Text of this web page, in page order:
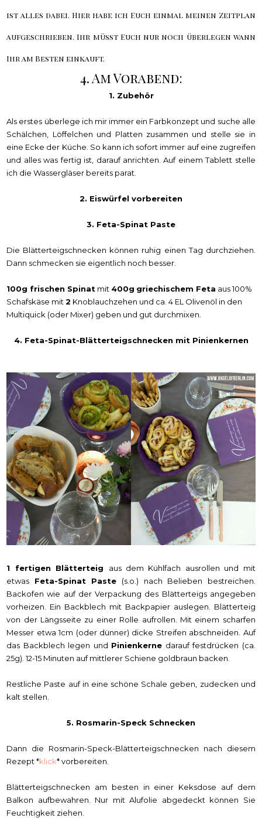
ist alles dabei. Hier habe ich Euch einmal meinen Zeitplan
aufgeschrieben. Ihr müsst Euch nur noch überlegen wann
Ihr am Besten einkauft.
4. Am Vorabend:
1. Zubehör
Als erstes überlege ich mir immer ein Farbkonzept und suche alle
Schälchen, Löffelchen und Platten zusammen und stelle sie in
eine Ecke der Küche. So kann ich sofort immer auf eine zugreifen
und alles was fertig ist, darauf anrichten. Auf einem Tablett stelle
ich die Wassergläser bereits parat.
2. Eiswürfel vorbereiten
3. Feta-Spinat Paste
Die Blätterteigschnecken können ruhig einen Tag durchziehen.
Dann schmecken sie eigentlich noch besser.
100g frischen Spinat mit 400g griechischem Feta aus 100%
Schafskäse mit2 Knoblauchzehen und ca. 4 EL Olivenöl in den
Multiquick (oder Mixer) geben und gut durchmixen.
4. Feta-Spinat-Blätterteigschnecken mit Pinienkernen
1 fertigen Blätterteig aus dem Kühlfach ausrollen und mit
etwas Feta-Spinat Paste (s.o.) nach Belieben bestreichen.
Backofen wie auf der Verpackung des Blätterteigs angegeben
vorheizen. Ein Backblech mit Backpapier auslegen. Blätterteig
von der Längsseite zu einer Rolle aufrollen. Mit einem scharfen
Messer etwa 1cm (oder dünner) dicke Streifen abschneiden. Auf
das Backblech legen und Pinienkerne darauf festdrücken (ca.
25g). 12-15 Minuten auf mittlerer Schiene goldbraun backen.
Restliche Paste auf in eine schöne Schale geben, zudecken und
kalt stellen.
5. Rosmarin-Speck Schnecken
Dann die Rosmarin-Speck-Blätterteigschnecken nach diesem
Rezept *klick* vorbereiten.
Blätterteigschnecken am besten in einer Keksdose auf dem
Balkon aufbewahren. Nur mit Alufolie abgedeckt können Sie
Feuchtigkeit ziehen.